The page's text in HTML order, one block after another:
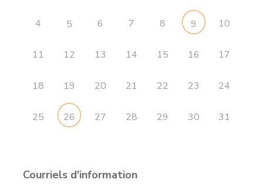
4 5 6 7 8 9 10
11 12 13 14 15 16 17
18 19 20 21 22 23 24
25 26 27 28 29 30 31
Courriels d'information